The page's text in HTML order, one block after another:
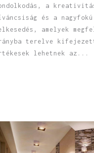
a
és a nagyfokú
amelyek
terelve
lehetnek az...